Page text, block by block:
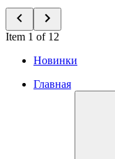
Item 1 of 12
Новинки
Главная